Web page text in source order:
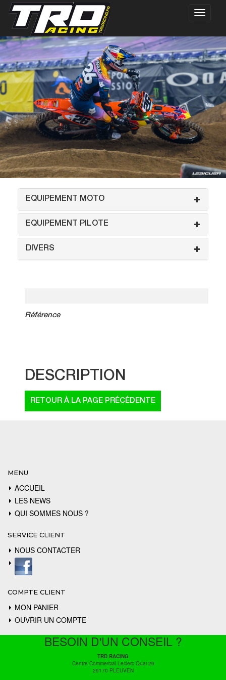
EQUIPEMENT MOTO
EQUIPEMENT PILOTE
DIVERS
Référence
DESCRIPTION
MENU
ACCUEIL
LES NEWS
QUI SOMMES NOUS ?
SERVICE CLIENT
NOUS CONTACTER
COMPTE CLIENT
MON PANIER
OUVRIR UN COMPTE
BESOIN D'UN CONSEIL ?
TRD RACING
Centre Commercial Leclerc Quai 29
29170 PLEUVEN